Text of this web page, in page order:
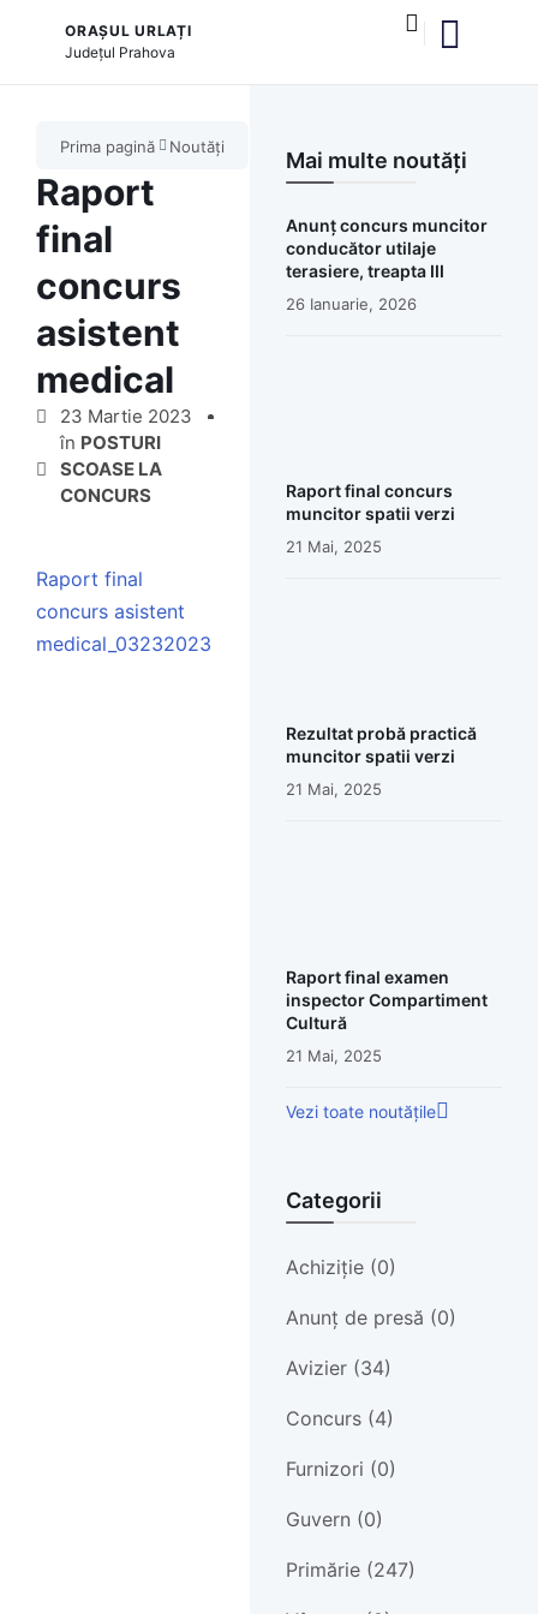
ORAȘUL URLAȚI
Județul Prahova
Prima pagină Noutăți
Raport
final
concurs
asistent
medical
23 Martie 2023
în POSTURI
SCOASE LA
CONCURS
Raport final
concurs asistent
medical_03232023
Mai multe noutăți
Anunț concurs muncitor
conducător utilaje
terasiere, treapta III
26 Ianuarie, 2026
Raport final concurs
muncitor spatii verzi
21 Mai, 2025
Rezultat probă practică
muncitor spatii verzi
21 Mai, 2025
Raport final examen
inspector Compartiment
Cultură
21 Mai, 2025
Vezi toate noutățile
Categorii
Achiziție (0)
Anunț de presă (0)
Avizier (34)
Concurs (4)
Furnizori (0)
Guvern (0)
Primărie (247)